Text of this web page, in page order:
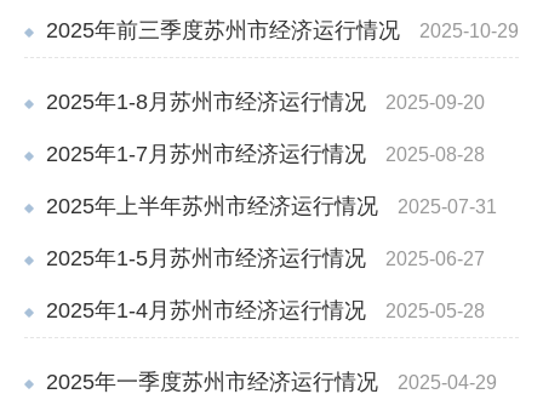
2025年前三季度苏州市经济运行情况 2025-10-29
2025年1-8月苏州市经济运行情况 2025-09-20
2025年1-7月苏州市经济运行情况 2025-08-28
2025年上半年苏州市经济运行情况 2025-07-31
2025年1-5月苏州市经济运行情况 2025-06-27
2025年1-4月苏州市经济运行情况 2025-05-28
2025年一季度苏州市经济运行情况 2025-04-29